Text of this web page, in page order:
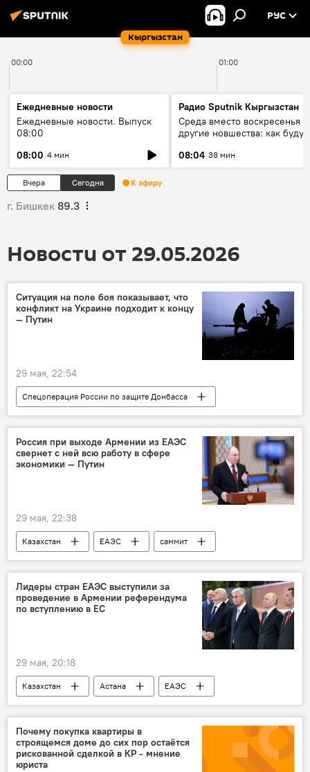
Кыргызстан
РУС
00:00 01:00
Ежедневные новости
Ежедневные новости. Выпуск
08:00
08:00 4 мин
Радио Sputnik Кыргызстан
Среда вместо воскресенья и
другие новшества: как будут
08:04 38 мин
Вчера Сегодня К эфиру
г. Бишкек 89.3
Новости от 29.05.2026
Ситуация на поле боя показывает, что
конфликт на Украине подходит к концу
— Путин
29 мая, 22:54
Спецоперация России по защите Донбасса
Казахстан
Астана
ЕАЭС
саммит
Владимир Путин Украина
Россия при выходе Армении из ЕАЭС
свернет с ней всю работу в сфере
экономики — Путин
29 мая, 22:38
Казахстан ЕАЭС
саммит
Астана
Владимир Путин
Армения
Евросоюз
Лидеры стран ЕАЭС выступили за
проведение в Армении референдума
по вступлению в ЕС
29 мая, 20:18
Казахстан Астана
ЕАЭС
заседание
Евросоюз
Армения
референдум
Почему покупка квартиры в
строящемся доме до сих пор остаётся
рискованной сделкой в КР - мнение
юриста